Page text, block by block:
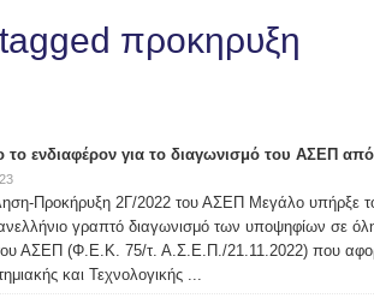
προκηρυξη
στις
2023-24
26/01/2023
το ενδιαφέρον για το διαγωνισμό του ΑΣΕΠ
Προκήρυξη 2Γ/2022 του ΑΣΕΠ Μεγάλο υπήρξε
γραπτό διαγωνισμό των υποψηφίων σε
ΑΣΕΠ (Φ.Ε.Κ. 75/τ. Α.Σ.Ε.Π./21.11.2022) που
και Τεχνολογικής ...